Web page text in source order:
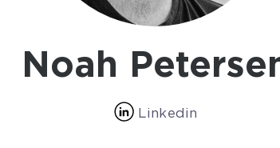
Noah
Linkedin